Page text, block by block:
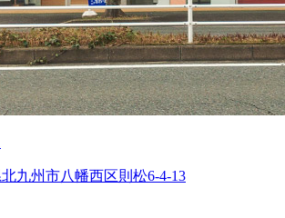
九州市八幡西区則松6-4-13